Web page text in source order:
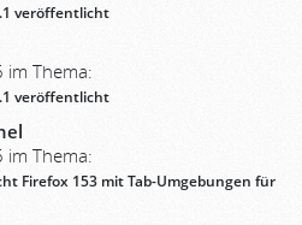
veröffentlicht
im Thema:
veröffentlicht
im Thema:
Firefox 153 mit Tab-Umgebungen für